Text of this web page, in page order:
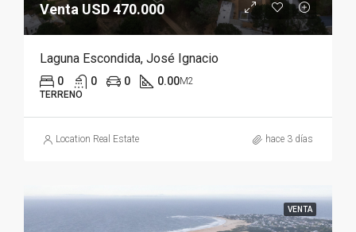
Venta USD 470.000
Laguna Escondida, José Ignacio
0 0 0 0.00M2
TERRENO
Location Real Estate hace 3 días
VENTA